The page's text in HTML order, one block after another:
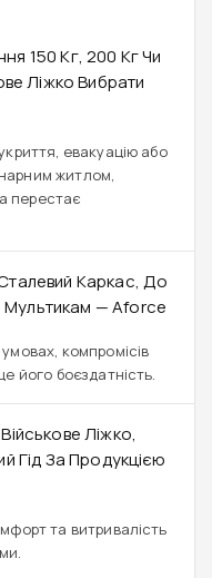
150 Кг, 200 Кг Чи
Ліжко Вибрати
евакуацію або
житлом,
перестає
Каркас, До
Мультикам — Aforce
компромісів
його боєздатність.
Ліжко,
Гід За Продукцією
та витривалість